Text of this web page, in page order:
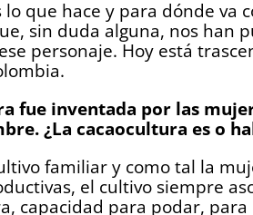
que hace y para dónde va
sin duda alguna, nos han
personaje. Hoy está
fue inventada por las
¿La cacaocultura es o
familiar y como tal la
el cultivo siempre
capacidad para podar,